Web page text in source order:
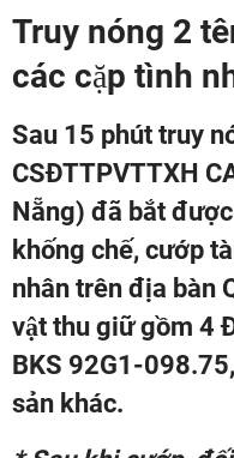
Truy nóng 2
các cặp tình
Sau 15 phút truy
CSĐTTPVTTXH
Nẵng) đã bắt
khống chế, cướp
nhân trên địa bàn
vật thu giữ gồm 4
BKS 92G1-
sản khác.